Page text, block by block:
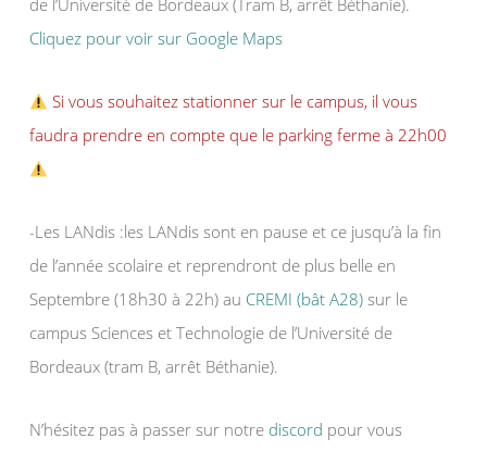
de l’Université de Bordeaux (Tram B, arrêt Béthanie).
Cliquez pour voir sur Google Maps
Si vous souhaitez stationner sur le campus, il vous
faudra prendre en compte que le parking ferme à 22h00
-Les LANdis :les LANdis sont en pause et ce jusqu’à la fin
de l’année scolaire et reprendront de plus belle en
Septembre (18h30 à 22h) au CREMI (bât A28) sur le
campus Sciences et Technologie de l’Université de
Bordeaux (tram B, arrêt Béthanie).
N’hésitez pas à passer sur notre discord pour vous